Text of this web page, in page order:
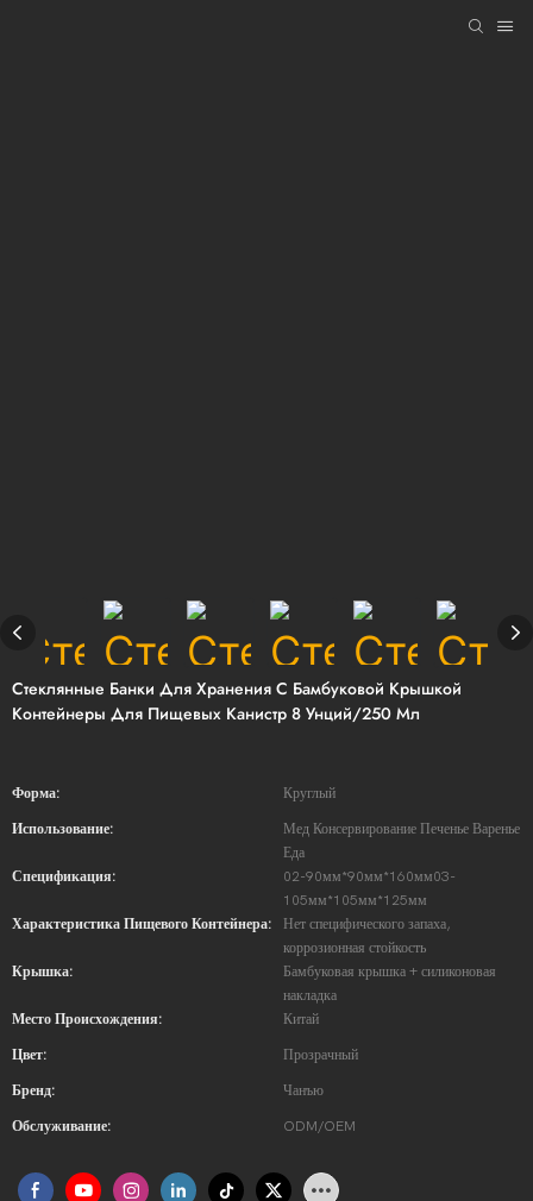
Стеклянные Банки Для Хранения С Бамбуковой Крышкой
Контейнеры Для Пищевых Канистр 8 Унций/250 Мл
Форма: Круглый
Использование:
Мед Консервирование Печенье Варенье
Еда
Спецификация:
02-90мм*90мм*160мм03-
105мм*105мм*125мм
Характеристика Пищевого Контейнера:
Нет специфического запаха,
коррозионная стойкость
Крышка:
Бамбуковая крышка + силиконовая
накладка
Место Происхождения:
Китай
Цвет: Прозрачный
Бренд: Чанъю
Обслуживание: ODM/OEM